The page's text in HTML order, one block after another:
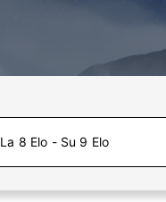
La 8 Elo - Su 9 Elo